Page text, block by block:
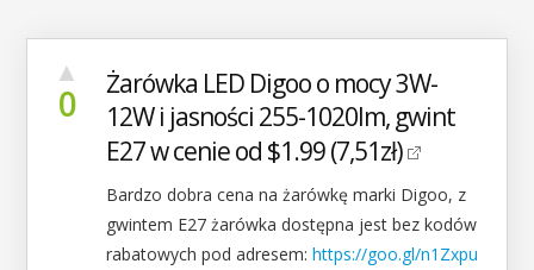
▲
0
Żarówka LED Digoo o mocy 3W-
12W i jasności 255-1020lm, gwint
E27 w cenie od $1.99 (7,51zł)
Bardzo dobra cena na żarówkę marki Digoo, z
gwintem E27 żarówka dostępna jest bez kodów
rabatowych pod adresem: https://goo.gl/n1Zxpu